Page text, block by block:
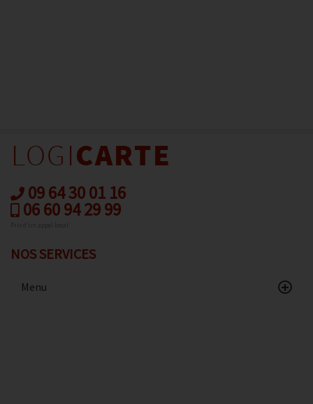
09 64 30 01 16
06 60 94 29 99
NOS SERVICES
Menu